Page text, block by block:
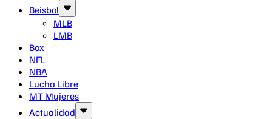
Beisbol
MLB
LMB
Box
NFL
NBA
Lucha Libre
MT Mujeres
Actualidad